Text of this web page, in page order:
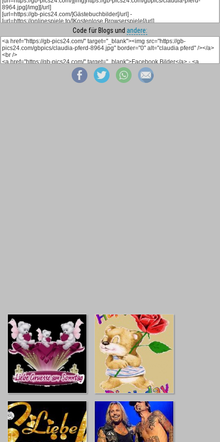
Code für Blogs und andere: